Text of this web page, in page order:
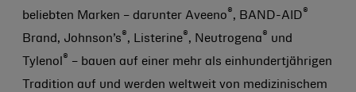
beliebten Marken – darunter Aveeno ® , BAND-AID ®
Brand, Johnson’s ® , Listerine® , Neutrogena ® und
Tylenol ® – bauen auf einer mehr als einhundertjährigen
Tradition auf und werden weltweit von medizinischem